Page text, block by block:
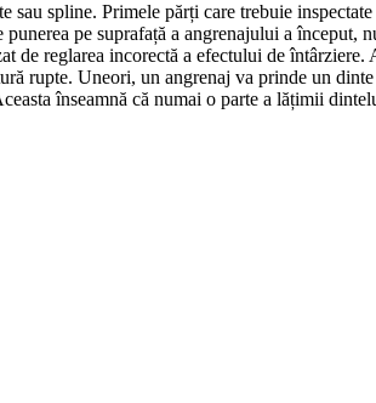
spline. Primele părți care trebuie
pe suprafață a angrenajului a început,
reglarea incorectă a efectului de întârziere.
rupte. Uneori, un angrenaj va prinde un
înseamnă că numai o parte a lățimii